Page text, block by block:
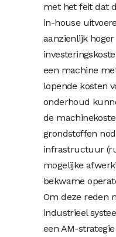
met het feit dat
in-house
aanzienlijk
een machine
lopende kosten
onderhoud
de
grondstoffen
infrastructuur
mogelijke
bekwame
Om deze reden
industrieel
een AM-